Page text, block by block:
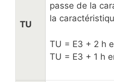
TU
passe de la
la
TU = E3 + 2 h
TU = E3 + 1 h